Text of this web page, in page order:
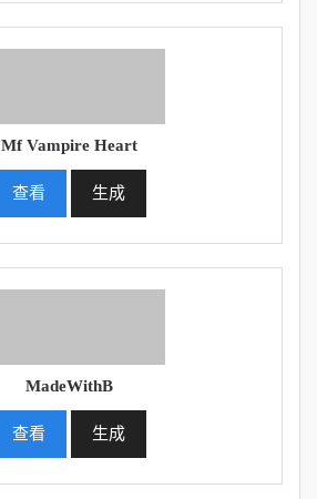
Mf Vampire Heart
查看 生成
MadeWithB
查看 生成